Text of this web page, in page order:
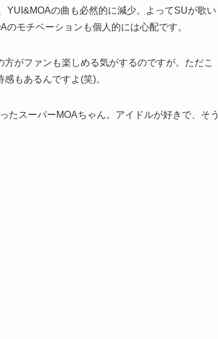
YUI&MOAの曲も必然的に減少。よってSUが歌い
モチベーションも個人的には心配です。
がファンも楽しめる気がするのですが。ただこ
もあるんですよ(笑)。
たスーパーMOAちゃん。アイドルが好きで、そ